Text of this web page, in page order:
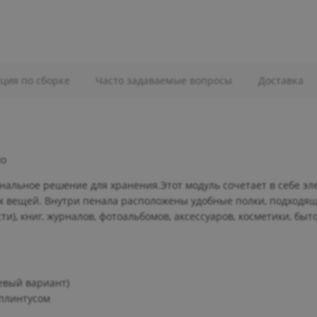
решение для хранения.Этот модуль сочетает в себе
вещей. Внутри пенала расположены удобные полки,
книг, журналов, фотоальбомов, аксессуаров, косметики,
вариант)
по сборке Часто задаваемые вопросы Доставка